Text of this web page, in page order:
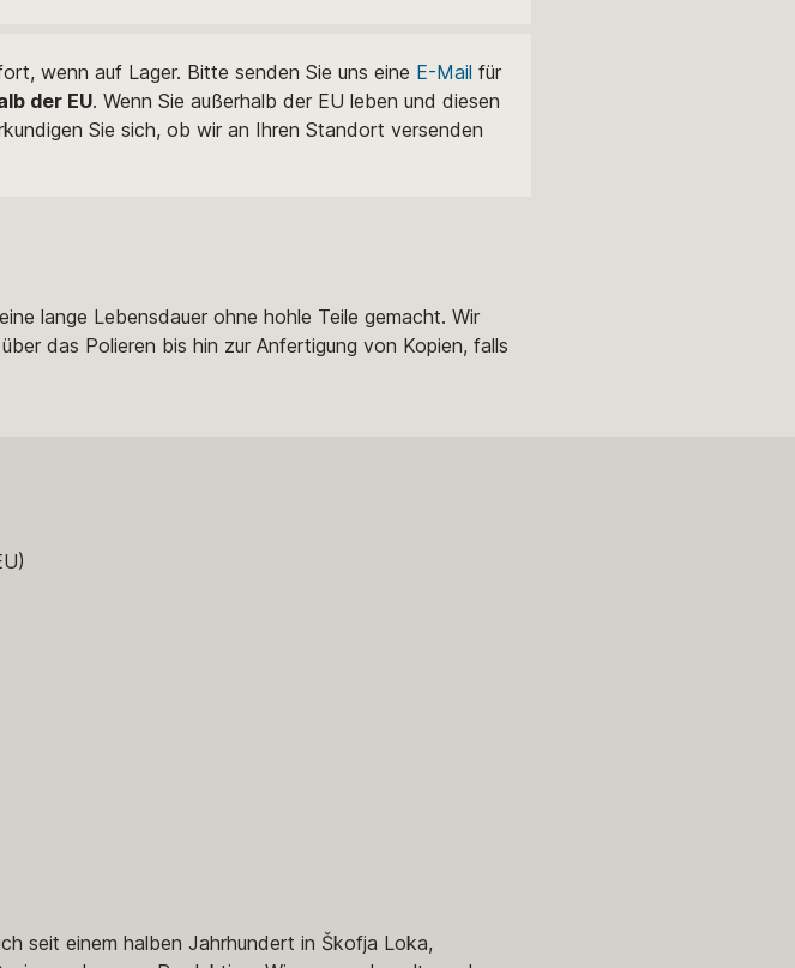
wenn auf Lager. Bitte senden Sie uns eine E-Mail für
der EU. Wenn Sie außerhalb der EU leben und diesen
Sie sich, ob wir an Ihren Standort versenden
lange Lebensdauer ohne hohle Teile gemacht. Wir
das Polieren bis hin zur Anfertigung von Kopien, falls
seit einem halben Jahrhundert in Škofja Loka,